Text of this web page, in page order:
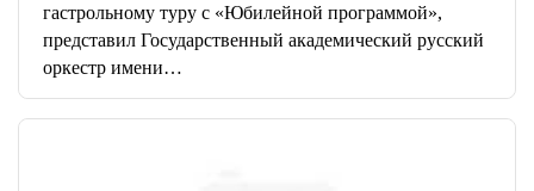
гастрольному туру с «Юбилейной программой»,
представил Государственный академический русский
оркестр имени…